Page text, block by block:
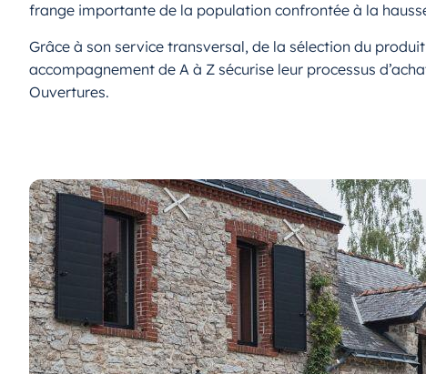
frange importante de la population confrontée à la
Grâce à son service transversal, de la sélection du
accompagnement de A à Z sécurise leur processus
Ouvertures.